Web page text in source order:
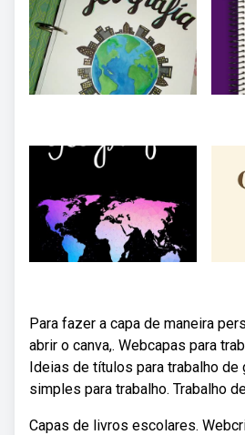
Para fazer a capa de maneira
abrir o canva,. Webcapas para
Ideias de títulos para trabalho de
simples para trabalho. Trabalho
Capas de livros escolares.